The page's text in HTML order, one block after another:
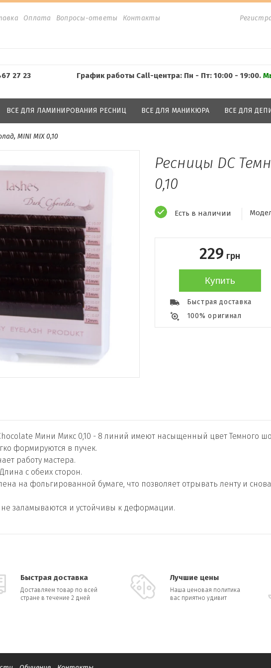
Оплата Вопросы-ответы Контакты
27 23 График работы Call-центра: Пн - Пт: 10:00 - 19:00.
ВСЕ ДЛЯ ЛАМИНИРОВАНИЯ РЕСНИЦ ВСЕ ДЛЯ МАНИКЮРА ВСЕ ДЛЯ
MINI MIX 0,10
Ресницы DС
0,10
Есть в наличии
229 грн
Купить
Быстрая доставка
100% оригинал
Мини Микс 0,10 - 8 линий имеют насыщенный цвет Темного
формируются в пучек.
работу мастера.
с обеих сторон.
на фольгированной бумаге, что позволяет отрывать ленту и
заламываются и устойчивы к деформации.
Быстрая доставка
Доставляем товар по всей
стране в течение 2 дней
Лучшие цены
Наша ценовая политика
вас приятно удивит